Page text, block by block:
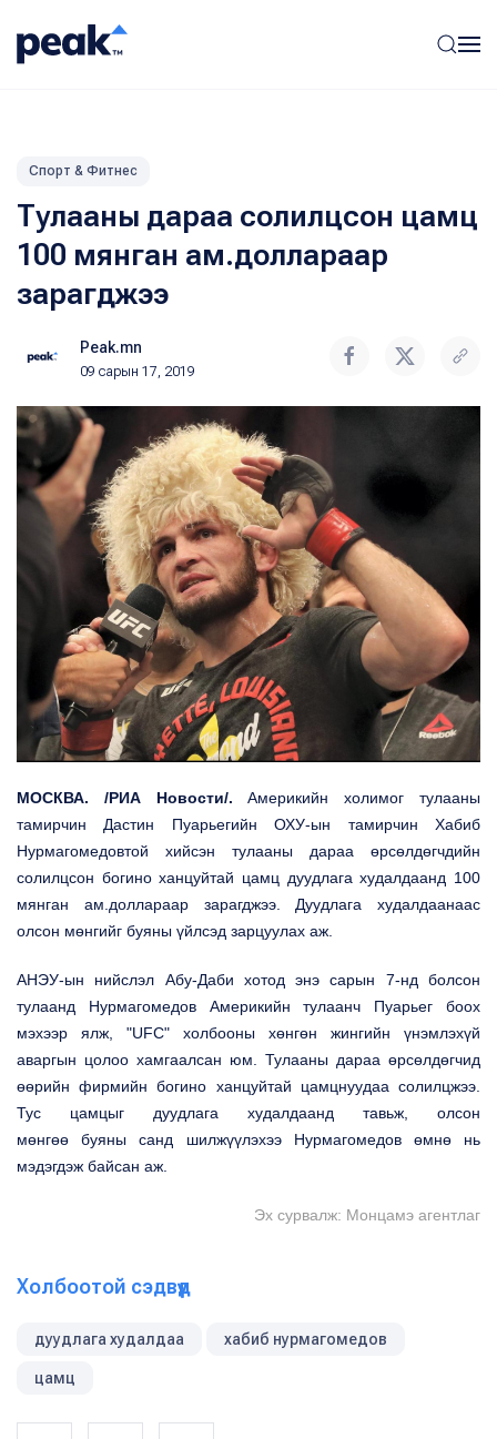
Спорт & Фитнес
Тулааны дараа солилцсон цамц
100 мянган ам.доллараар
зарагджээ
Peak.mn
09 сарын 17, 2019
МОСКВА. /РИА Новости/. Америкийн холимог тулааны
тамирчин Дастин Пуарьегийн ОХУ-ын тамирчин Хабиб
Нурмагомедовтой хийсэн тулааны дараа өрсөлдөгчдийн
солилцсон богино ханцуйтай цамц дуудлага худалдаанд 100
мянган ам.доллараар зарагджээ. Дуудлага худалдаанаас
олсон мөнгийг буяны үйлсэд зарцуулах аж.
АНЭУ-ын нийслэл Абу-Даби хотод энэ сарын 7-нд болсон
тулаанд Нурмагомедов Америкийн тулаанч Пуарьег боох
мэхээр ялж, "UFC" холбооны хөнгөн жингийн үнэмлэхүй
аваргын цолоо хамгаалсан юм. Тулааны дараа өрсөлдөгчид
өөрийн фирмийн богино ханцуйтай цамцнуудаа солилцжээ.
Тус цамцыг дуудлага худалдаанд тавьж, олсон
мөнгөөбуянысанд шилжүүлэхээ Нурмагомедов өмнө нь
мэдэгдэж байсан аж.
Эх сурвалж: Монцамэ агентлаг
Холбоотой сэдвүүд
дуудлага худалдаа хабиб нурмагомедов
цамц